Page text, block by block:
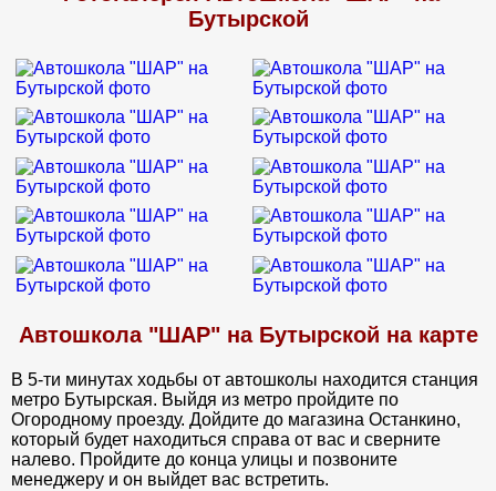
правильно водить автомобиль. Спасибо за понимание,
Бутырской
Автошкола "ШАР" на Бутырской на карте
В 5-ти минутах ходьбы от автошколы находится станция
метро Бутырская. Выйдя из метро пройдите по
Огородному проезду. Дойдите до магазина Останкино,
который будет находиться справа от вас и сверните
налево. Пройдите до конца улицы и позвоните
менеджеру и он выйдет вас встретить.